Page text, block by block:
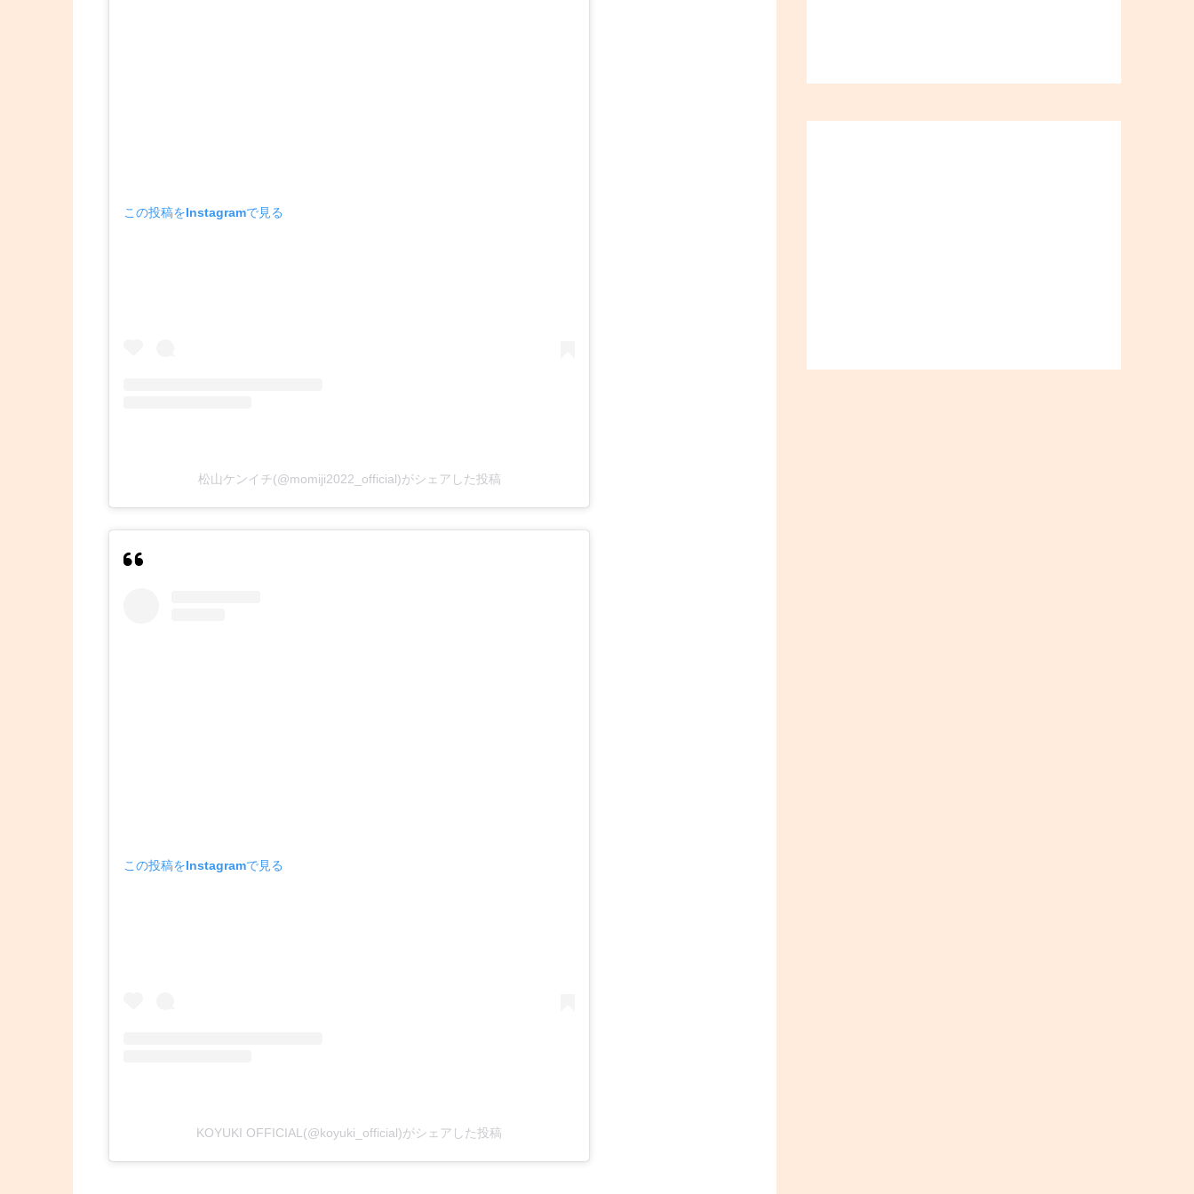
この投稿をInstagramで見る
松山ケンイチ(@momiji2022_official)がシェアした投稿
この投稿をInstagramで見る
KOYUKI OFFICIAL(@koyuki_official)がシェアした投稿